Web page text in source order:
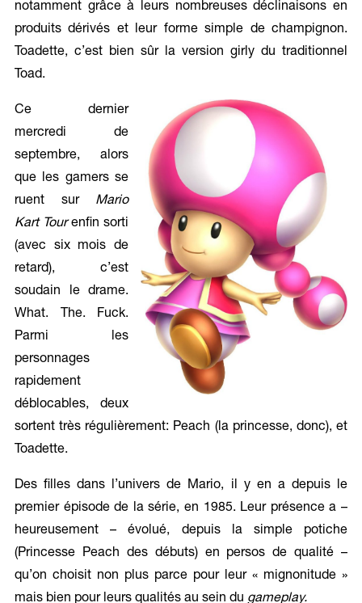
notamment grâce à leurs nombreuses déclinaisons en
produits dérivés et leur forme simple de champignon.
Toadette, c’est bien sûr la version girly du traditionnel
Toad.
Ce dernier
mercredi de
septembre, alors
que les gamers se
ruent sur Mario
Kart Tourenfin sorti
(avec six mois de
retard), c’est
soudain le drame.
What. The. Fuck.
Parmi les
personnages
rapidement
déblocables, deux
sortent très régulièrement: Peach (la princesse, donc), et
Toadette.
Des filles dans l’univers de Mario, il y en a depuis le
premier épisode de la série, en 1985. Leur présence a –
heureusement – évolué, depuis la simple potiche
(Princesse Peach des débuts) en persos de qualité –
qu’on choisit non plus parce pour leur « mignonitude »
mais bien pour leurs qualités au sein du gameplay.